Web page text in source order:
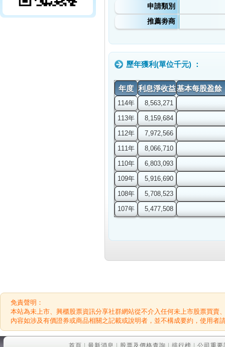
申請類別
推薦劵商
歷年獲利(單位千元) ：
年度 利息淨收益基本每股盈餘
114年
8,563,271
113年
8,159,684
112年
7,972,566
111年
8,066,710
110年
6,803,093
109年
5,916,690
108年
5,708,523
107年
5,477,508
免責聲明：
本站為未上市、興櫃股票資訊分享社群網站從不介入任何未上市股票買賣
內容如涉及有價證券或商品相關之記載或說明者，並不構成要約，使用者
首頁 最新消息 股票及價格查詢 排行榜 公司重要